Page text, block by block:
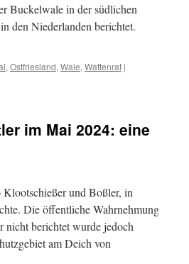
Buckelwale in der südlichen
den Niederlanden berichtet.
, Ostfriesland, Wale, Wattenrat |
im Mai 2024: eine
und Boßler, in
Die öffentliche Wahrnehmung
nicht berichtet wurde jedoch
am Deich von